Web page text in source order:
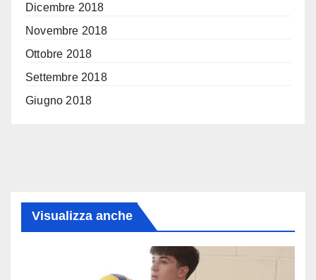
Dicembre 2018
Novembre 2018
Ottobre 2018
Settembre 2018
Giugno 2018
Visualizza anche